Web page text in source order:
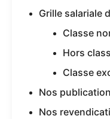
Grille salariale
Classe
Hors
Classe
Nos
Nos